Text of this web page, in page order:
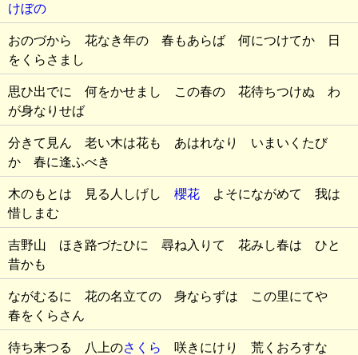
けぼの
おのづから 花なき年の 春もあらば 何につけてか 日
をくらさまし
思ひ出でに 何をかせまし この春の 花待ちつけぬ わ
が身なりせば
分きて見ん 老い木は花も あはれなり いまいくたび
か 春に逢ふべき
木のもとは 見る人しげし 櫻花 よそにながめて 我は
惜しまむ
吉野山 ほき路づたひに 尋ね入りて 花みし春は ひと
昔かも
ながむるに 花の名立ての 身ならずは この里にてや
春をくらさん
待ち来つる 八上のさくら
咲きにけり 荒くおろすな